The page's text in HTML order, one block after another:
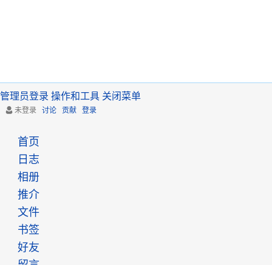
管理员登录 操作和工具 关闭菜单
未登录 讨论 贡献 登录
首页
日志
相册
推介
文件
书签
好友